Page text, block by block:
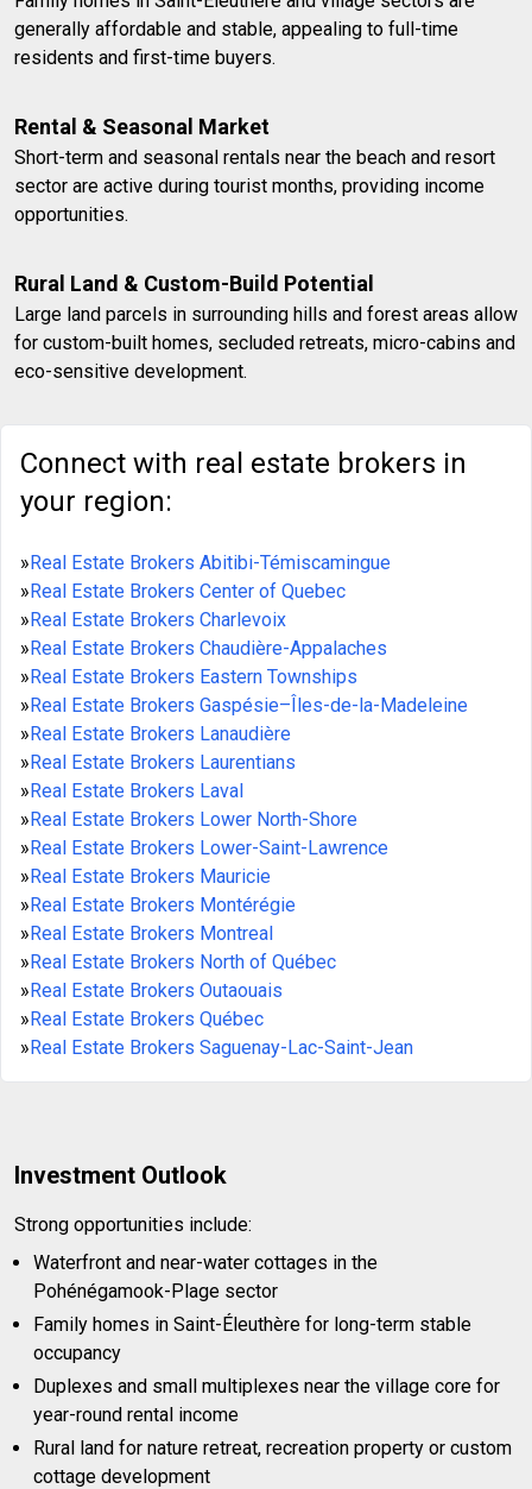
generally affordable and stable, appealing to full-time
residents and first-time buyers.
Rental & Seasonal Market
Short-term and seasonal rentals near the beach and resort
sector are active during tourist months, providing income
opportunities.
Rural Land & Custom-Build Potential
Large land parcels in surrounding hills and forest areas allow
for custom-built homes, secluded retreats, micro-cabins and
eco-sensitive development.
Connect with real estate brokers in
your region:
»Real Estate Brokers Abitibi-Témiscamingue
»Real Estate Brokers Center of Quebec
»Real Estate Brokers Charlevoix
»Real Estate Brokers Chaudière-Appalaches
»Real Estate Brokers Eastern Townships
»Real Estate Brokers Gaspésie–Îles-de-la-Madeleine
»Real Estate Brokers Lanaudière
»Real Estate Brokers Laurentians
»Real Estate Brokers Laval
»Real Estate Brokers Lower North-Shore
»Real Estate Brokers Lower-Saint-Lawrence
»Real Estate Brokers Mauricie
»Real Estate Brokers Montérégie
»Real Estate Brokers Montreal
»Real Estate Brokers North of Québec
»Real Estate Brokers Outaouais
»Real Estate Brokers Québec
»Real Estate Brokers Saguenay-Lac-Saint-Jean
Investment Outlook
Strong opportunities include:
Waterfront and near-water cottages in the
Pohénégamook-Plage sector
Family homes in Saint-Éleuthère for long-term stable
occupancy
Duplexes and small multiplexes near the village core for
year-round rental income
Rural land for nature retreat, recreation property or custom
cottage development